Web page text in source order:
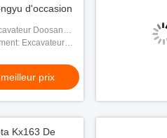
d'occasion
Doosan
Excavateur
prix
Kx163 De